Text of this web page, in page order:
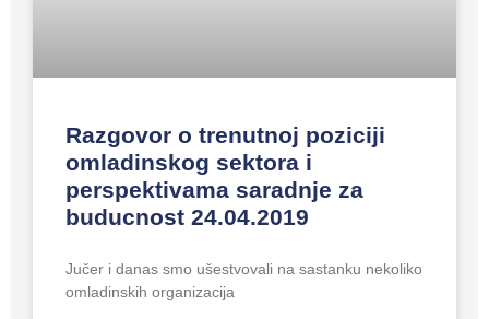
Razgovor o trenutnoj poziciji
omladinskog sektora i
perspektivama saradnje za
buducnost 24.04.2019
Jučer i danas smo ušestvovali na sastanku nekoliko
omladinskih organizacija